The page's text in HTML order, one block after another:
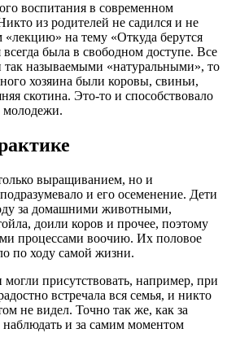
воспитания в современном
из родителей не садился и не
на тему «Откуда берутся
была в свободном доступе. Все
так называемыми «натуральными», то
хозяина были коровы, свиньи,
скотина. Это-то и способствовало
молодежи.
выращиванием, но и
и его осеменение. Дети
за домашними животными,
доили коров и прочее, поэтому
процессами воочию. Их половое
по ходу самой жизни.
присутствовать, например, при
встречала вся семья, и никто
не видел. Точно так же, как за
и за самим моментом